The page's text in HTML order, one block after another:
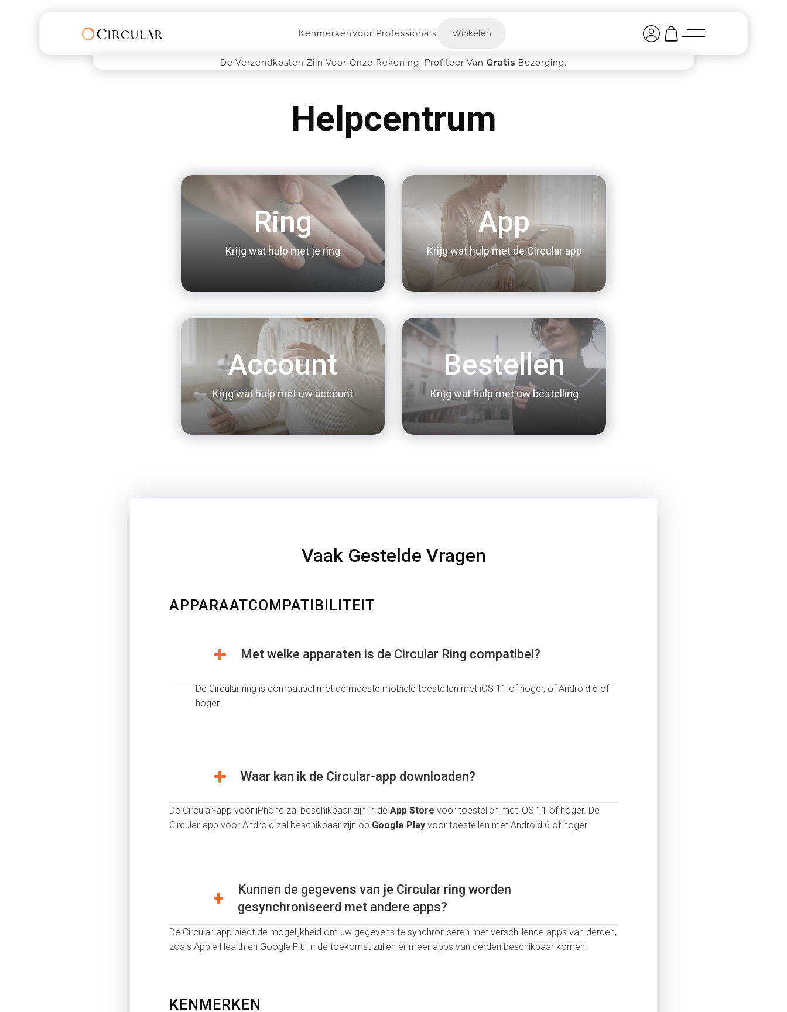
KenmerkenVoor Professionals
Winkelen
De Verzendkosten Zijn Voor Onze Rekening. Profiteer Van Gratis Bezorging.
Helpcentrum
Ring
Krijg wat hulp met je ring
App
Krijg wat hulp met de Circular app
Account
Krijg wat hulp met uw account
Bestellen
Krijg wat hulp met uw bestelling
Vaak Gestelde Vragen
APPARAATCOMPATIBILITEIT
Met welke apparaten is de Circular Ring compatibel?
De Circular ring is compatibel met de meeste mobiele toestellen met iOS 11 of hoger, of Android 6 of
hoger.
Waar kan ik de Circular-app downloaden?
De Circular-app voor iPhone zal beschikbaar zijn in deApp Store voor toestellen met iOS 11 of hoger. De
Circular-app voor Android zal beschikbaar zijn op Google Play voor toestellen met Android 6 of hoger.
Kunnen de gegevens van je Circular ring worden
gesynchroniseerd met andere apps?
De Circular-app biedt de mogelijkheid om uw gegevens te synchroniseren met verschillende apps van derden,
zoals Apple Health en Google Fit. In de toekomst zullen er meer apps van derden beschikbaar komen.
KENMERKEN